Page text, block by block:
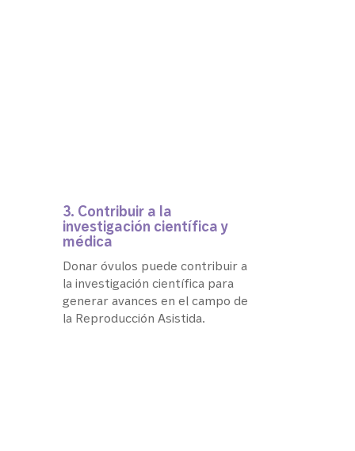
3. Contribuir a la
investigación científica y
médica
Donar óvulos puede contribuir a
la investigación científica para
generar avances en el campo de
la Reproducción Asistida.